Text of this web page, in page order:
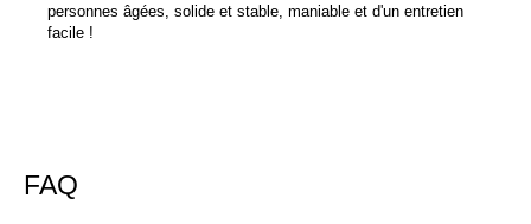
personnes âgées, solide et stable, maniable et d'un entretien
facile !
FAQ